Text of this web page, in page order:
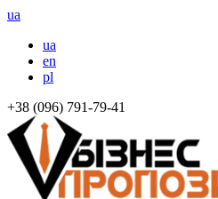
ua
ua
en
pl
+38 (096) 791-79-41